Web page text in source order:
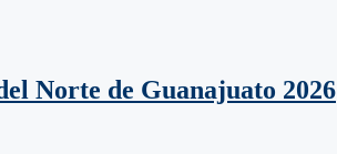
Norte de Guanajuato 2026